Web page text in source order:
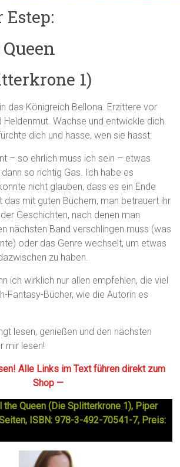
1)
das Königreich Bellona. Erzittere vor
Heldenmut. Wachse und entwickle dich.
dich und hasse, wen sie hasst.
– so ehrlich muss ich sein – etwas
so richtig Gas. Ich habe es
nicht glauben, dass es ein Ende
das mit guten Büchern, man betrauert ihr
Geschichten, nach denen man
nächsten Band verschlingen muss (was
oder das Genre wechselt, um etwas
zu haben.
ich wirklich nur allen empfehlen, die viel
Fantasy-Bücher, wie die Autorin es
lesen, genießen und den nächsten
mir lesen!
Alle Links im Text führen direkt zum
Shop —
Queen (Die Splitterkrone 1), Piper
ISBN: 978-3-492-70541-7, Preis: